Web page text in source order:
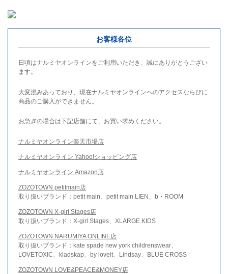
お客様各位
日頃はナルミヤオンラインをご利用いただき、誠にありがとうござい
ます。
大変混みあっており、現在ナルミヤオンラインへのアクセスならびに
商品のご購入ができません。
お急ぎの場合は下記店舗にて、お買い求めください。
ナルミヤオンライン楽天市場店
ナルミヤオンライン Yahoo!ショッピング店
ナルミヤオンライン Amazon店
ZOZOTOWN petitmain店
取り扱いブランド：petit main、petit main LIEN、b・ROOM
ZOZOTOWN X-girl Stages店
取り扱いブランド：X-girl Stages、XLARGE KIDS
ZOZOTOWN NARUMIYA ONLINE店
取り扱いブランド：kate spade new york childrenswear、
LOVETOXIC、kladskap、by loveit、Lindsay、BLUE CROSS
ZOZOTOWN LOVE&PEACE&MONEY店